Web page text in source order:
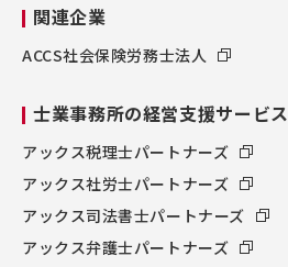
関連企業
ACCS社会保険労務士法人
士業事務所の経営支援サービス
アックス税理士パートナーズ
アックス社労士パートナーズ
アックス司法書士パートナーズ
アックス弁護士パートナーズ